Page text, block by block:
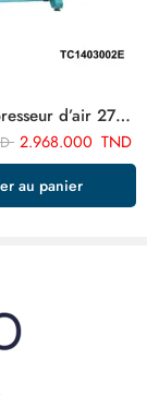
TOTAL compresseur d’air 270 litre TC1403002E
2.968.000 TND
au panier